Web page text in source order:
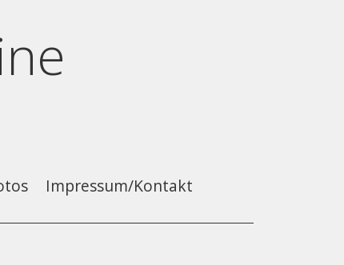
Impressum/Kontakt